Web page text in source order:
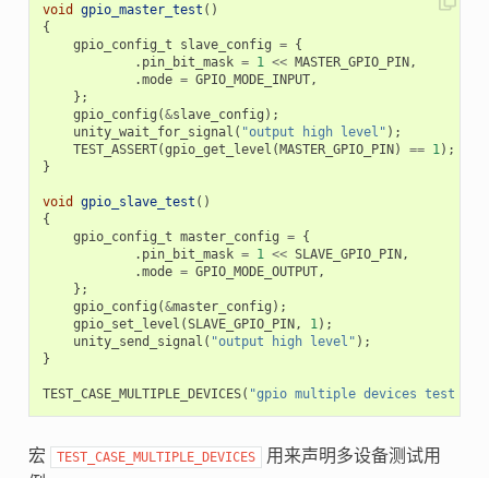
void gpio_master_test ()
{
gpio_config_t
slave_config = {
. pin_bit_mask = 1 << MASTER_GPIO_PIN,
.mode = GPIO_MODE_INPUT,
};
gpio_config (&slave_config );
unity_wait_for_signal ( "output high level" );
TEST_ASSERT(gpio_get_level (MASTER_GPIO_PIN) == 1);
}
void gpio_slave_test ()
{
gpio_config_t master_config = {
. pin_bit_mask = 1 << SLAVE_GPIO_PIN,
.mode = GPIO_MODE_OUTPUT,
};
gpio_config (&master_config );
gpio_set_level (SLAVE_GPIO_PIN, 1);
unity_send_signal ( "output high level" );
}
TEST_CASE_MULTIPLE_DEVICES( "gpio multiple devices test
宏 TEST_CASE_MULTIPLE_DEVICES
用来声明多设备测试用